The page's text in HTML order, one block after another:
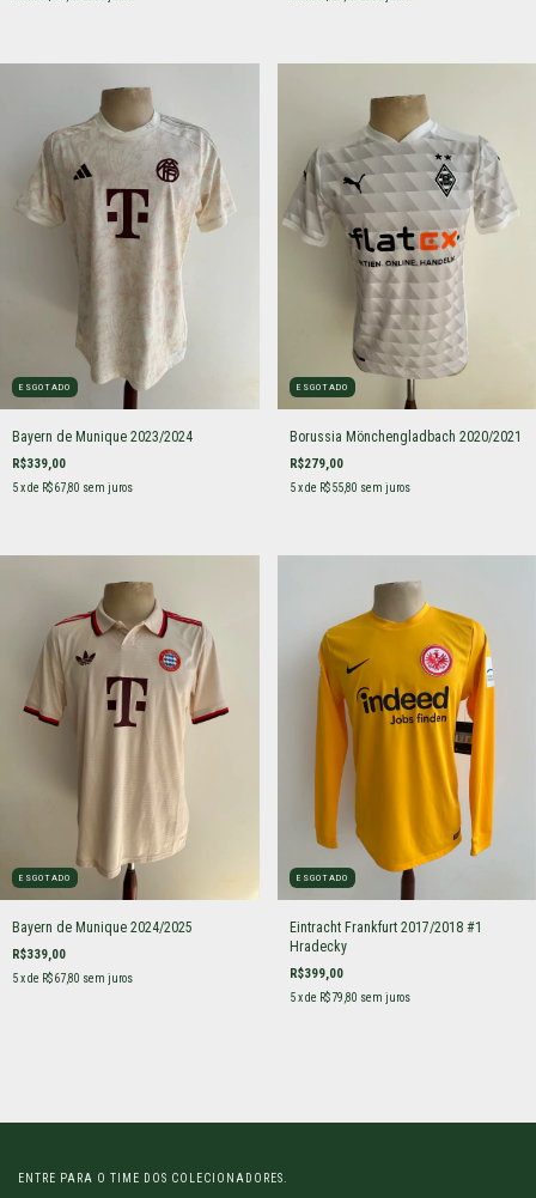
ESGOTADO
Bayern de Munique 2023/2024
R$339,00
5x de R$67,80 sem juros
ESGOTADO
Borussia Mönchengladbach 2020/2021
R$279,00
5 x de R$55,80 sem juros
ESGOTADO
Bayern de Munique 2024/2025
R$339,00
5x de R$67,80 sem juros
ESGOTADO
Eintracht Frankfurt 2017/2018 #1
Hradecky
R$399,00
5 x de R$79,80 sem juros
ENTRE PARA O TIME DOS COLECIONADORES.